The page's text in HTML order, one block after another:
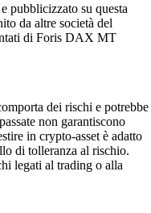
pubblicizzato su questa
da altre società del
di Foris DAX MT
dei rischi e potrebbe
non garantiscono
in crypto-asset è adatto
di tolleranza al rischio.
legati al trading o alla